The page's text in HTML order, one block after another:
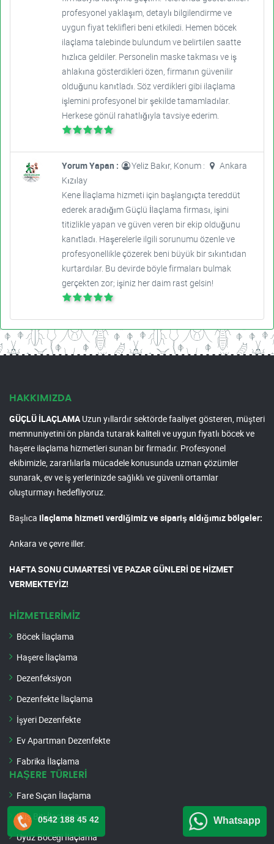
profesyonel yaklaşım, detaylı bilgilendirme ve
uygun fiyat teklifleri beni etkiledi. Hemen böcek
ilaçlama talebinde bulundum ve belirtilen saatte
hızlıca geldiler. Personelin maske takması ve iş
ahlakına gösterdikleri özen, firmanın güvenilir
olduğunu kanıtladı. Söz verdikleri gibi ilaçlama
işlemini profesyonel bir şekilde tamamladılar.
Herkese gönül rahatlığıyla tavsiye ederim.
Yorum Yapan : Yeliz Bakır, Konum :
Ankara
Kızılay
Kene İlaçlama hizmeti için başlangıçta tereddüt
ederek aradığım Güçlü İlaçlama firması, işini
titizlikle yapan ve güven veren bir ekip olduğunu
kanıtladı. Haşerelerle ilgili sorunumu özenle ve
profesyonellikle çözerek beni büyük bir sıkıntıdan
kurtardılar. Bu devirde böyle firmaları bulmak
gerçekten zor; işiniz her daim rast gelsin!
HAKKIMIZDA
GÜÇLÜ İLAÇLAMAUzun yıllardır sektörde faaliyet gösteren, müşteri
memnuniyetini ön planda tutarak kaliteli ve uygun fiyatlı böcek ve
haşere ilaçlama hizmetleri sunan bir firmadır. Profesyonel
ekibimizle, zararlılarla mücadele konusunda uzman çözümler
sunarak, ev ve iş yerlerinizde sağlıklı ve güvenli ortamlar
oluşturmayı hedefliyoruz.
Başlıca ilaçlama hizmeti verdiğimiz ve sipariş aldığımız bölgeler:
Ankara ve çevre iller.
HAFTA SONU CUMARTESİ VE PAZAR GÜNLERİ DE HİZMET
VERMEKTEYİZ!
HİZMETLERİMİZ
Böcek İlaçlama
Haşere İlaçlama
Dezenfeksiyon
Dezenfekte İlaçlama
İşyeri Dezenfekte
Ev Apartman Dezenfekte
Fabrika İlaçlama
HAŞERE TÜRLERİ
Fare Sıçan İlaçlama
Kuş Biti İlaçlama
Uyuz Böceği İlaçlama
0542 188 45 42 Whatsapp